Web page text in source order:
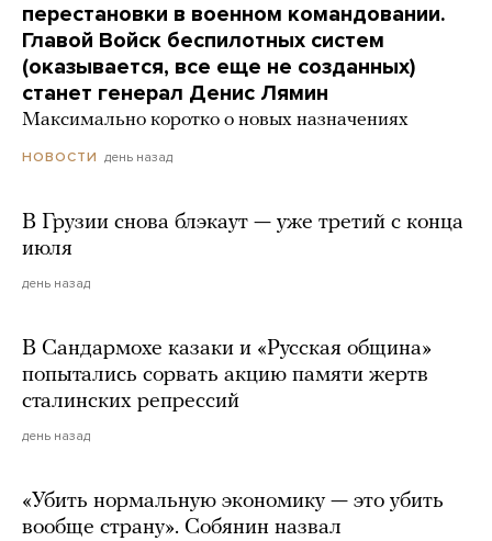
перестановки в военном командовании.
Главой Войск беспилотных систем
(оказывается, все еще не созданных)
станет генерал Денис Лямин
Максимально коротко о новых назначениях
НОВОСТИ день назад
В Грузии снова блэкаут — уже третий с конца
июля
день назад
В Сандармохе казаки и «Русская община»
попытались сорвать акцию памяти жертв
сталинских репрессий
день назад
«Убить нормальную экономику — это убить
вообще страну». Собянин назвал